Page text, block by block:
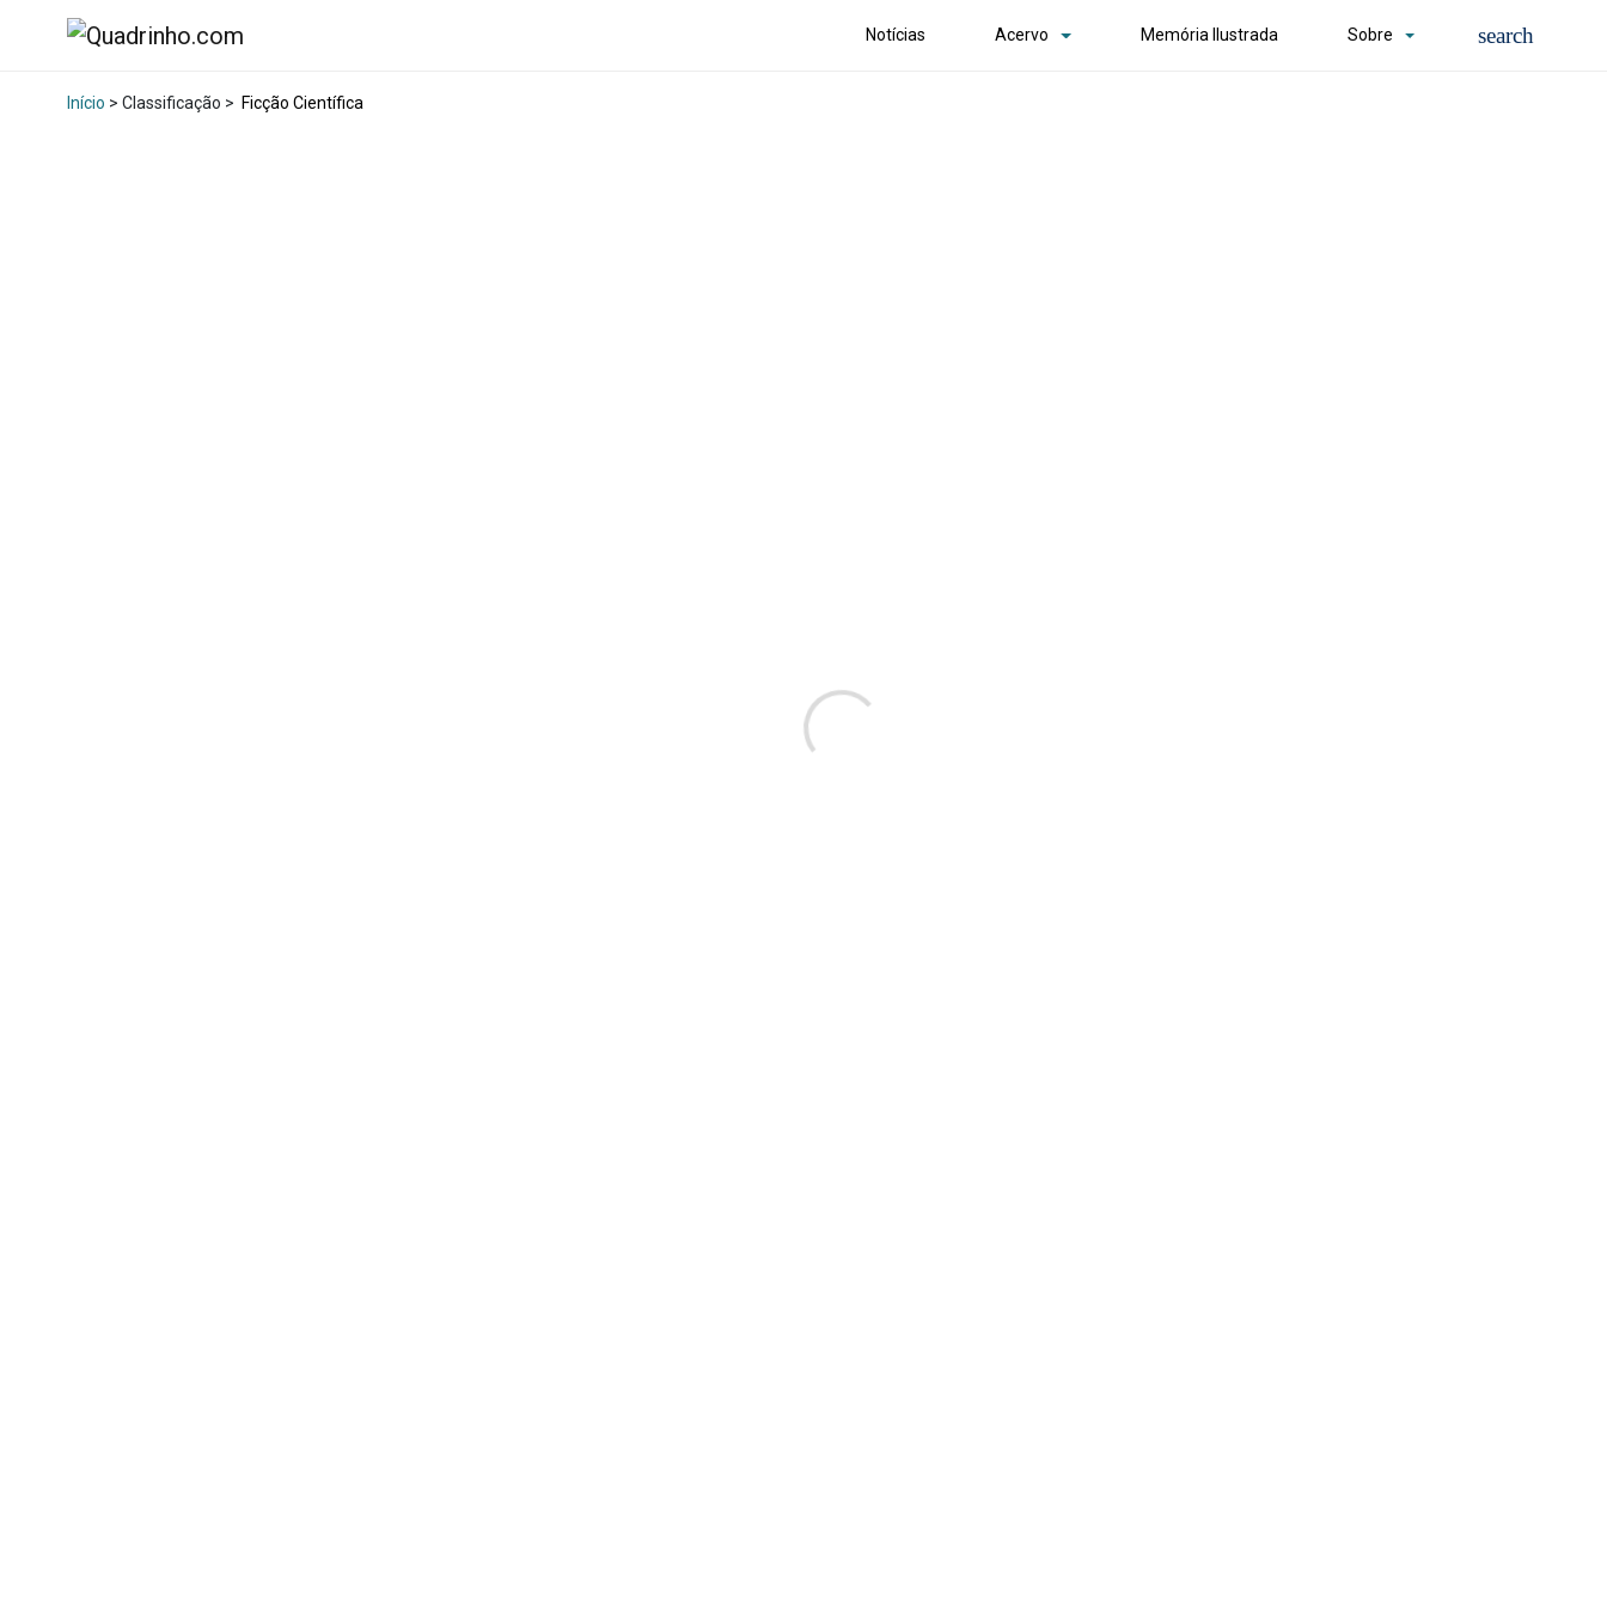
Notícias Acervo Memória Ilustrada Sobre
Início > Classificação > Ficção Científica